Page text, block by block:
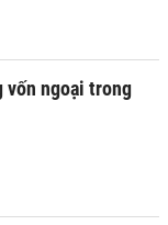
vốn ngoại trong